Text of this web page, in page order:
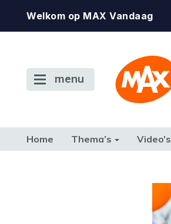
Welkom op MAX Vandaag
menu
Home Thema’s Video’s